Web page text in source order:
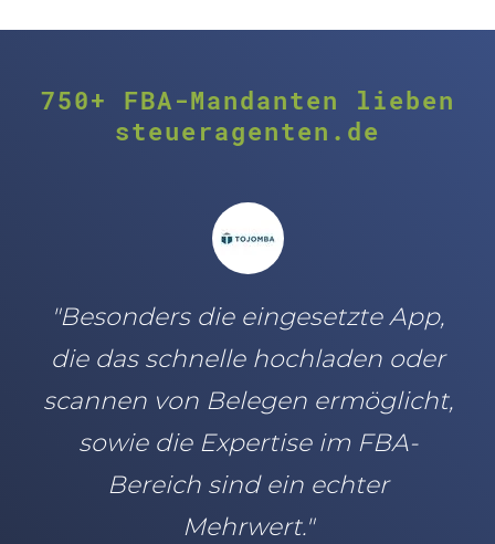
750+ FBA-Mandanten lieben
steueragenten.de
"Besonders die eingesetzte App,
die das schnelle hochladen oder
scannen von Belegen ermöglicht,
sowie die Expertise im FBA-
Bereich sind ein echter
Mehrwert."